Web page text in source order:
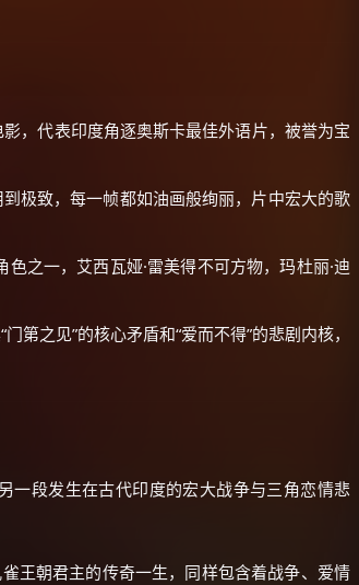
，代表印度角逐奥斯卡最佳外语片，被誉为宝
极致，每一帧都如油画般绚丽，片中宏大的歌
之一，艾西瓦娅·雷美得不可方物，玛杜丽·迪
第之见”的核心矛盾和“爱而不得”的悲剧内核，
一段发生在古代印度的宏大战争与三角恋情悲
王朝君主的传奇一生，同样包含着战争、爱情